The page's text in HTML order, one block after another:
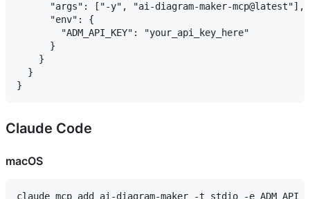
      "args": ["-y", "ai-diagram-maker-mcp@latest"],
      "env": {
        "ADM_API_KEY": "your_api_key_here"
      }
    }
  }
Claude Code
macOS